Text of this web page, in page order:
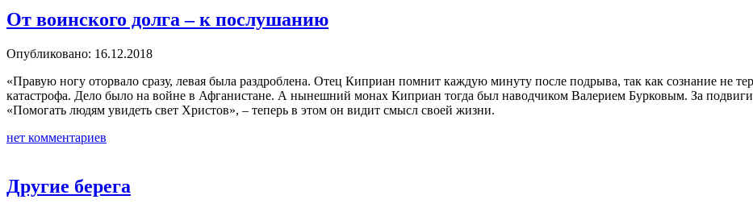
От воинского долга – к послушанию
Опубликовано: 16.12.2018
«Правую ногу оторвало сразу, левая была раздроблена. Отец Киприан помнит каждую минуту после подрыва, так как сознание не
катастрофа. Дело было на войне в Афганистане. А нынешний монах Киприан тогда был наводчиком Валерием Бурковым. За подвиги
«Помогать людям увидеть свет Христов», – теперь в этом он видит смысл своей жизни.
нет комментариев
Другие берега